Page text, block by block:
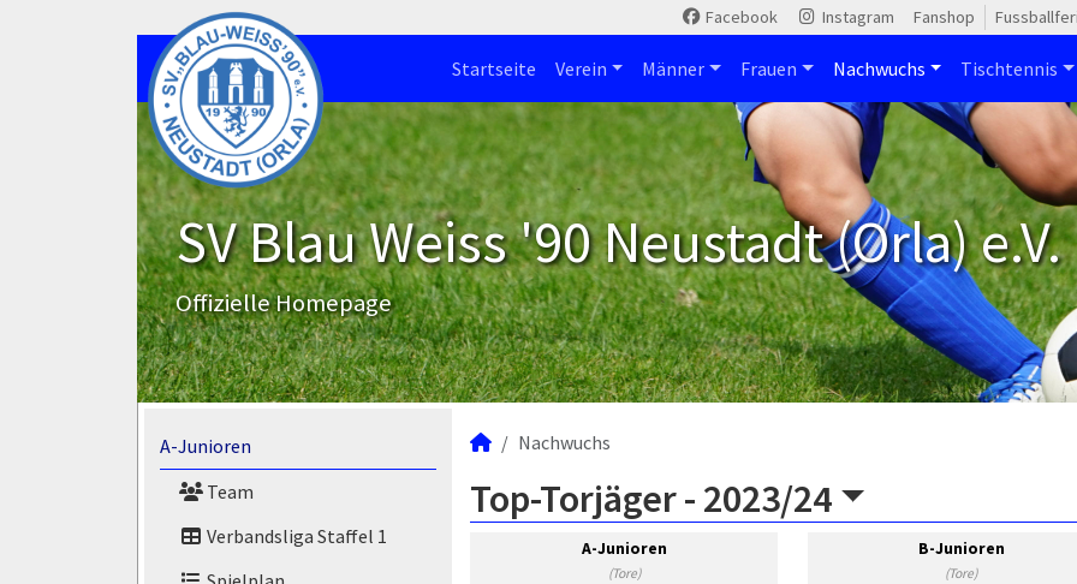
Facebook Instagram Fanshop
Startseite Verein Männer Frauen Nachwuchs Tischtennis
SV Blau Weiss '90 Neustadt (Orla) e.V.
Offizielle Homepage
A-Junioren
Team
Verbandsliga Staffel 1
Nachwuchs
Top-Torjäger - 2023/24
A-Junioren
(Tore)
B-Junioren
(Tore)